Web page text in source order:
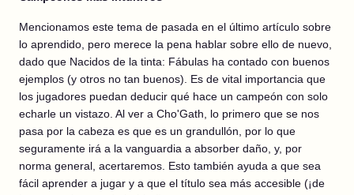
Mencionamos este tema de pasada en el último artículo sobre
lo aprendido, pero merece la pena hablar sobre ello de nuevo,
dado que Nacidos de la tinta: Fábulas ha contado con buenos
ejemplos (y otros no tan buenos). Es de vital importancia que
los jugadores puedan deducir qué hace un campeón con solo
echarle un vistazo. Al ver a Cho'Gath, lo primero que se nos
pasa por la cabeza es que es un grandullón, por lo que
seguramente irá a la vanguardia a absorber daño, y, por
norma general, acertaremos. Esto también ayuda a que sea
fácil aprender a jugar y a que el título sea más accesible (¡de